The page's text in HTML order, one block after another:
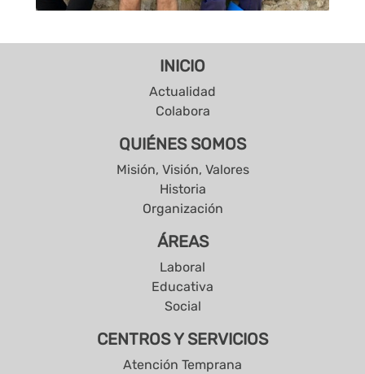
INICIO
Actualidad
Colabora
QUIÉNES SOMOS
Misión, Visión, Valores
Historia
Organización
ÁREAS
Laboral
Educativa
Social
CENTROS Y SERVICIOS
Atención Temprana